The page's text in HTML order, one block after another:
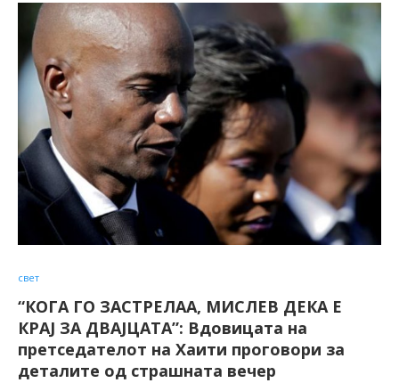
свет
“КОГА ГО ЗАСТРЕЛАА, МИСЛЕВ ДЕКА Е
КРАЈ ЗА ДВАЈЦАТА”: Вдовицата на
претседателот на Хаити проговори за
деталите од страшната вечер